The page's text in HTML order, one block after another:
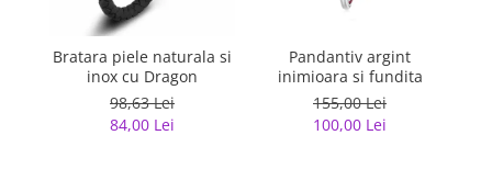
semipretioase
Bijuterii argint placat cu aur
Bijuterii argint cu diverse
Bijuterii de Lux
Bijuterii gotice si rock
Bijuterii Handmade
Bijuterii fantezie
Bratara piele naturala si
inox cu Dragon
98,63 Lei
84,00 Lei
Pandantiv argint
inimioara si fundita
155,00 Lei
100,00 Lei